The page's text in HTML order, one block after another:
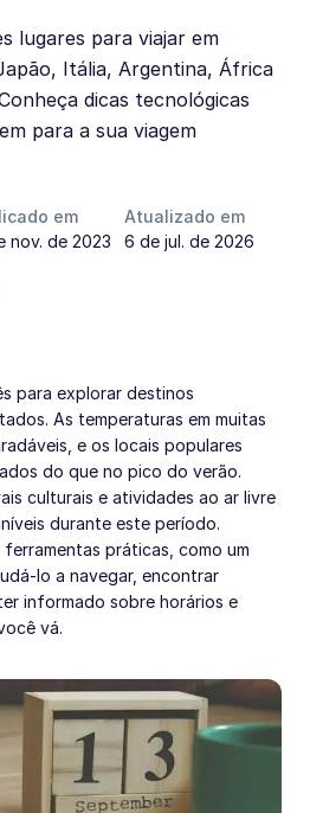
lugares para viajar em
Itália, Argentina, África
dicas tecnológicas
para a sua viagem
em
nov. de 2023
Atualizado em
6 de jul. de 2026
para explorar destinos
As temperaturas em muitas
e os locais populares
do que no pico do verão.
culturais e atividades ao ar livre
durante este período.
ferramentas práticas, como um
lo a navegar, encontrar
informado sobre horários e
vá.